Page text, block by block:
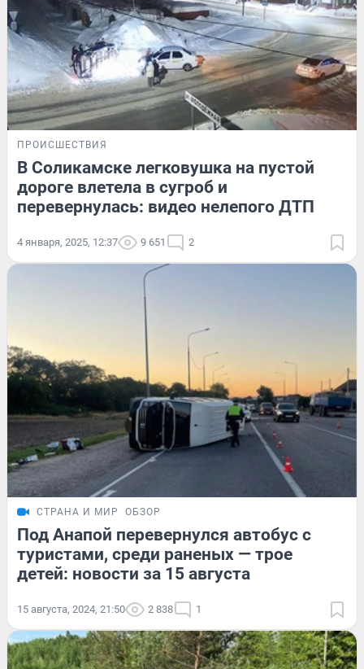
ПРОИСШЕСТВИЯ
В Соликамске легковушка на пустой
дороге влетела в сугроб и
перевернулась: видео нелепого ДТП
4 января, 2025, 12:37 9 651 2
СТРАНА И МИР ОБЗОР
Под Анапой перевернулся автобус с
туристами, среди раненых — трое
детей: новости за 15 августа
15 августа, 2024, 21:50 2 838 1